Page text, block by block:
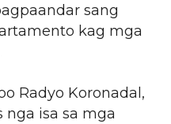
sang
kag mga
Radyo Koronadal,
nga isa sa mga